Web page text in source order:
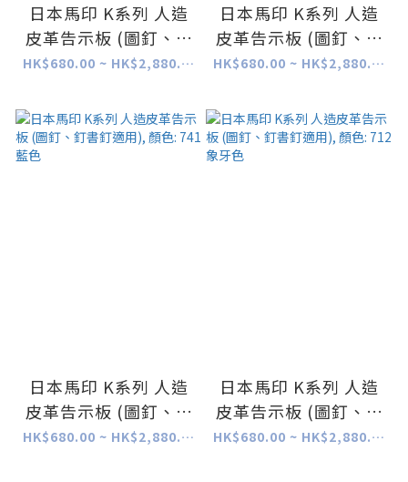
日本馬印 K系列 人造
皮革告示板 (圖釘、釘
書釘適用), 顏色: 711HK$680.00 ~ HK$2,880.00
日本馬印 K系列 人造
皮革告示板 (圖釘、釘
書釘適用), 顏色: 708HK$680.00 ~ HK$2,880.00
日本馬印 K系列 人造
皮革告示板 (圖釘、釘
書釘適用), 顏色: 741HK$680.00 ~ HK$2,880.00
日本馬印 K系列 人造
皮革告示板 (圖釘、釘
書釘適用), 顏色: 712HK$680.00 ~ HK$2,880.00